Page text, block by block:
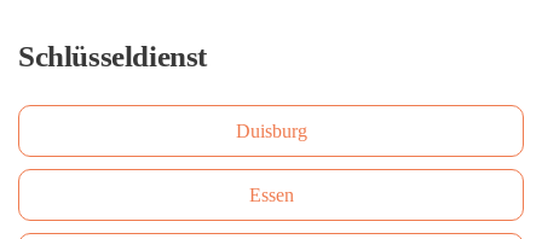
Schlüsseldienst
Duisburg
Essen